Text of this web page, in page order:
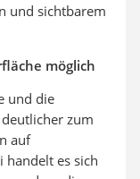
und sichtbarem
möglich
und die
zum
auf
handelt es sich